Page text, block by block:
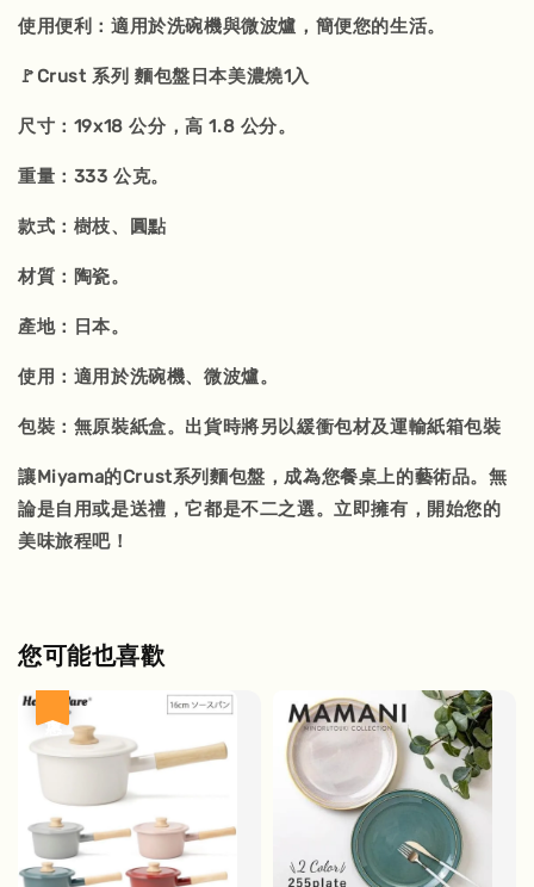
使用便利：適用於洗碗機與微波爐，簡便您的生活。
🚩Crust 系列 麵包盤日本美濃燒1入
尺寸：19x18 公分，高 1.8 公分。
重量：333 公克。
款式：樹枝、圓點
材質：陶瓷。
產地：日本。
使用：適用於洗碗機、微波爐。
包裝：無原裝紙盒。出貨時將另以緩衝包材及運輸紙箱包裝
讓Miyama的Crust系列麵包盤，成為您餐桌上的藝術品。無
論是自用或是送禮，它都是不二之選。立即擁有，開始您的
美味旅程吧！
您可能也喜歡